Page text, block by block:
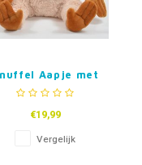
Aapje met
Licht
€19,99
Vergelijk